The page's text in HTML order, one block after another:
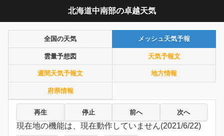
北海道中南部の卓越天気
全国の天気 メッシュ天気予報
雲量予想図 天気予報文
週間天気予報文 地方情報
府県情報
再生 停止 前へ 次へ
現在地の機能は、現在動作していません(2021/6/22)